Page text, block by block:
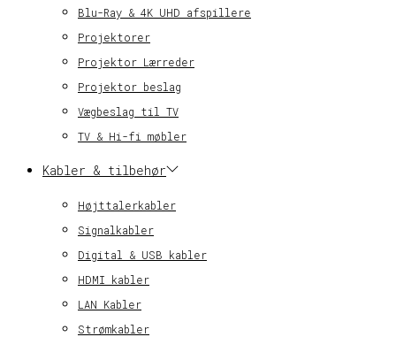
Blu-Ray & 4K UHD afspillere
Projektorer
Projektor Lærreder
Projektor beslag
Vægbeslag til TV
TV & Hi-fi møbler
Kabler & tilbehør
Højttalerkabler
Signalkabler
Digital & USB kabler
HDMI kabler
LAN Kabler
Strømkabler